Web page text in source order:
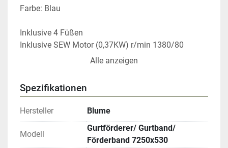
Farbe: Blau
Inklusive 4 Füßen
Inklusive SEW Motor (0,37KW) r/min 1380/80
Ideal zum schnellen Materialtransport
Durch die hervorragende Verarbeitung der
Fördertechnik gleitet Ihr Material, selbst unter hoher
Alle anzeigen
Spezifikationen
Hersteller Blume
Modell
Gurtförderer/ Gurtband/
Förderband 7250x530